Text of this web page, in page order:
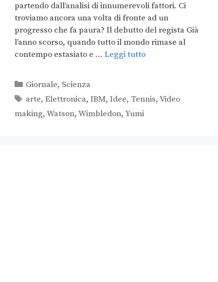
partendo dall’analisi di innumerevoli fattori. Ci
troviamo ancora una volta di fronte ad un
progresso che fa paura? Il debutto del regista Già
l’anno scorso, quando tutto il mondo rimase al
contempo estasiato e … Leggi tutto
Giornale, Scienza
arte,Elettronica,IBM,Idee, Tennis,Video
making,Watson,Wimbledon,Yumi